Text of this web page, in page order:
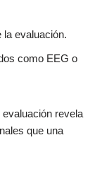
evaluación.
como EEG o
evaluación revela
que una